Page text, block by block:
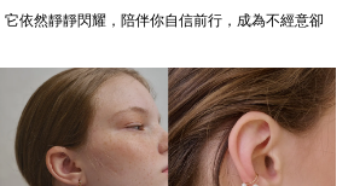
依然靜靜閃耀，陪伴你自信前行，成為不經意卻